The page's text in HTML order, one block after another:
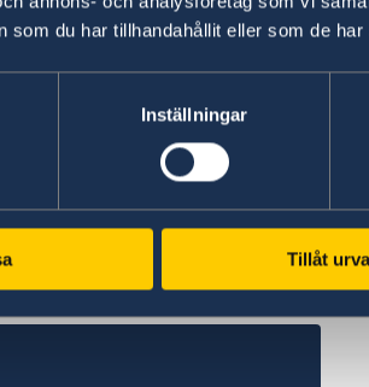
som du har tillhandahållit eller som de
Inställningar
Tillåt
The Schengen visa
days under certain
receive the application.
Last updated 17 Apr 2025,